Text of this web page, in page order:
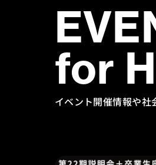
for
イベント開催情報や社